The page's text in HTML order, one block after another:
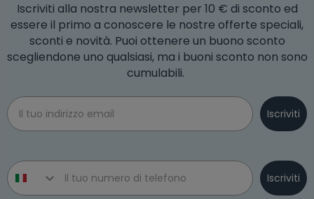
Iscriviti alla nostra newsletter per 10 € di sconto ed
essere il primo a conoscere le nostre offerte speciali,
sconti e novità. Puoi ottenere un buono sconto
scegliendone uno qualsiasi, ma i buoni sconto non sono
cumulabili.
Email
Iscriviti
Phone number
Iscriviti